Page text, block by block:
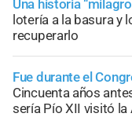
Una historia
lotería a la basura y
recuperarlo
Fue durante el
Cincuenta años
sería Pío XII visitó la